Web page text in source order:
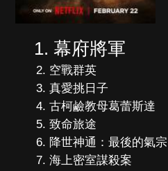
幕府將軍
空戰群英
真愛挑日子
古柯鹼教母葛蕾斯達
致命旅途
降世神通：最後的氣宗
海上密室謀殺案